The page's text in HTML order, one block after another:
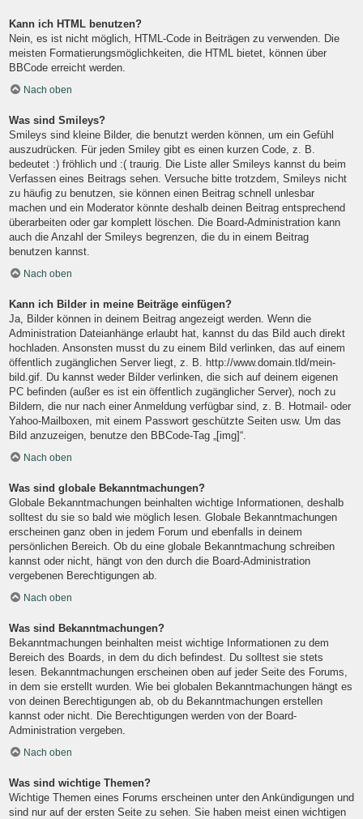
Kann ich HTML benutzen?
Nein, es ist nicht möglich, HTML-Code in Beiträgen zu verwenden. Die
meisten Formatierungsmöglichkeiten, die HTML bietet, können über
BBCode erreicht werden.
Nach oben
Was sind Smileys?
Smileys sind kleine Bilder, die benutzt werden können, um ein Gefühl
auszudrücken. Für jeden Smiley gibt es einen kurzen Code, z. B.
bedeutet :) fröhlich und :( traurig. Die Liste aller Smileys kannst du beim
Verfassen eines Beitrags sehen. Versuche bitte trotzdem, Smileys nicht
zu häufig zu benutzen, sie können einen Beitrag schnell unlesbar
machen und ein Moderator könnte deshalb deinen Beitrag entsprechend
überarbeiten oder gar komplett löschen. Die Board-Administration kann
auch die Anzahl der Smileys begrenzen, die du in einem Beitrag
benutzen kannst.
Nach oben
Kann ich Bilder in meine Beiträge einfügen?
Ja, Bilder können in deinem Beitrag angezeigt werden. Wenn die
Administration Dateianhänge erlaubt hat, kannst du das Bild auch direkt
hochladen. Ansonsten musst du zu einem Bild verlinken, das auf einem
öffentlich zugänglichen Server liegt, z. B. http://www.domain.tld/mein-
bild.gif. Du kannst weder Bilder verlinken, die sich auf deinem eigenen
PC befinden (außer es ist ein öffentlich zugänglicher Server), noch zu
Bildern, die nur nach einer Anmeldung verfügbar sind, z. B. Hotmail- oder
Yahoo-Mailboxen, mit einem Passwort geschützte Seiten usw. Um das
Bild anzuzeigen, benutze den BBCode-Tag „[img]“.
Nach oben
Was sind globale Bekanntmachungen?
Globale Bekanntmachungen beinhalten wichtige Informationen, deshalb
solltest du sie so bald wie möglich lesen. Globale Bekanntmachungen
erscheinen ganz oben in jedem Forum und ebenfalls in deinem
persönlichen Bereich. Ob du eine globale Bekanntmachung schreiben
kannst oder nicht, hängt von den durch die Board-Administration
vergebenen Berechtigungen ab.
Nach oben
Was sind Bekanntmachungen?
Bekanntmachungen beinhalten meist wichtige Informationen zu dem
Bereich des Boards, in dem du dich befindest. Du solltest sie stets
lesen. Bekanntmachungen erscheinen oben auf jeder Seite des Forums,
in dem sie erstellt wurden. Wie bei globalen Bekanntmachungen hängt es
von deinen Berechtigungen ab, ob du Bekanntmachungen erstellen
kannst oder nicht. Die Berechtigungen werden von der Board-
Administration vergeben.
Nach oben
Was sind wichtige Themen?
Wichtige Themen eines Forums erscheinen unter den Ankündigungen und
sind nur auf der ersten Seite zu sehen. Sie haben meist einen wichtigen